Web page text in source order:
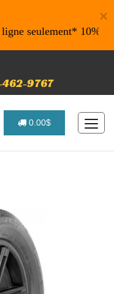
×
seulement* 10% de
9767
0.00$